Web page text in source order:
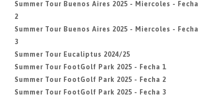
Summer Tour Buenos Aires 2025 - Miercoles - Fecha
2
Summer Tour Buenos Aires 2025 - Miercoles - Fecha
3
Summer Tour Eucaliptus 2024/25
Summer Tour FootGolf Park 2025 - Fecha 1
Summer Tour FootGolf Park 2025 - Fecha 2
Summer Tour FootGolf Park 2025 - Fecha 3